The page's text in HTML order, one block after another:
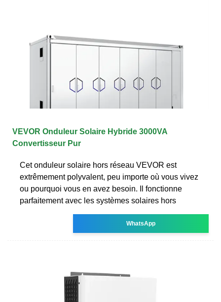
VEVOR Onduleur Solaire Hybride 3000VA
Convertisseur Pur
Cet onduleur solaire hors réseau VEVOR est
extrêmement polyvalent, peu importe où vous vivez
ou pourquoi vous en avez besoin. Il fonctionne
parfaitement avec les systèmes solaires hors
WhatsApp